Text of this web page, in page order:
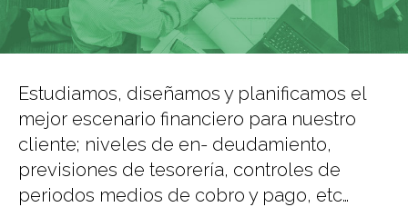
Estudiamos, diseñamos y planificamos el
mejor escenario financiero para nuestro
cliente; niveles de en- deudamiento,
previsiones de tesorería, controles de
periodos medios de cobro y pago, etc…